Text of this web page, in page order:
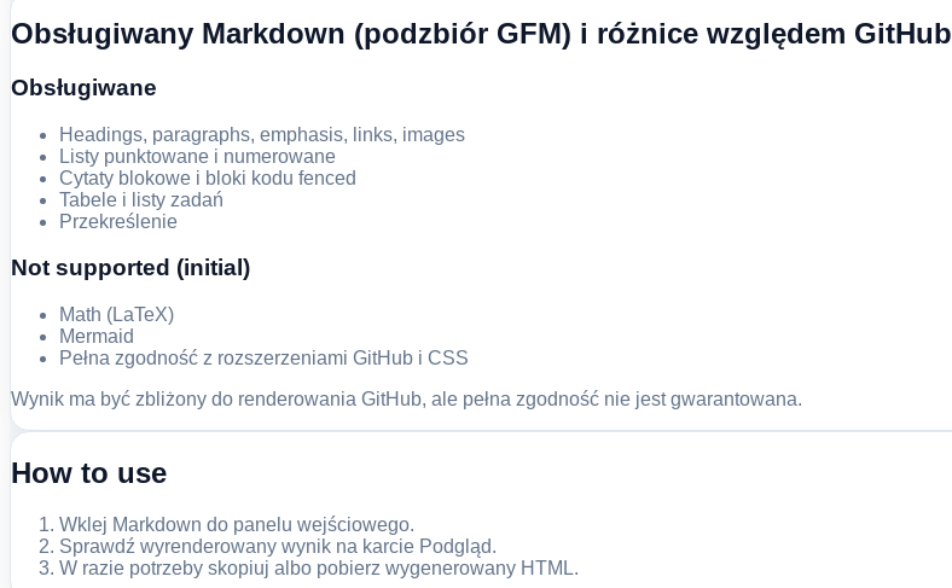
Obsługiwany Markdown (podzbiór GFM) i różnice względem GitHub
Obsługiwane
Headings, paragraphs, emphasis, links, images
Listy punktowane i numerowane
Cytaty blokowe i bloki kodu fenced
Tabele i listy zadań
Przekreślenie
Not supported (initial)
Math (LaTeX)
Mermaid
Pełna zgodność z rozszerzeniami GitHub i CSS
Wynik ma być zbliżony do renderowania GitHub, ale pełna zgodność nie jest gwarantowana.
How to use
Wklej Markdown do panelu wejściowego.
Sprawdź wyrenderowany wynik na karcie Podgląd.
W razie potrzeby skopiuj albo pobierz wygenerowany HTML.